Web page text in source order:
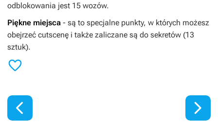
odblokowania jest 15 wozów.
Piękne miejsca - są to specjalne punkty, w których możesz
obejrzeć cutscenę i także zaliczane są do sekretów (13
sztuk).

 